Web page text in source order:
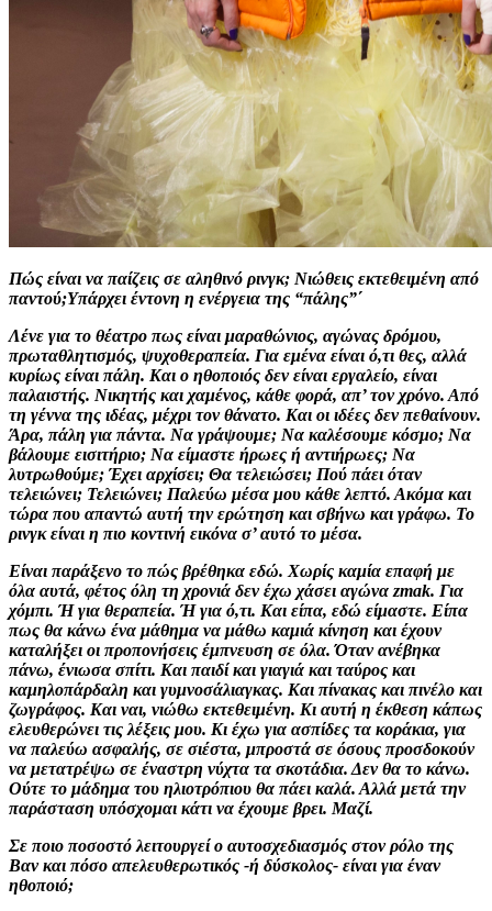
Πώς είναι να παίζεις σε αληθινό ρινγκ; Νιώθεις εκτεθειμένη από
παντού;Υπάρχει έντονη η ενέργεια της “πάλης”΄
Λένε για το θέατρο πως είναι μαραθώνιος, αγώνας δρόμου,
πρωταθλητισμός, ψυχοθεραπεία. Για εμένα είναι ό,τι θες, αλλά
κυρίως είναι πάλη. Και ο ηθοποιός δεν είναι εργαλείο, είναι
παλαιστής. Νικητής και χαμένος, κάθε φορά, απ’ τον χρόνο. Από
τη γέννα της ιδέας, μέχρι τον θάνατο. Και οι ιδέες δεν πεθαίνουν.
Άρα, πάλη για πάντα. Να γράψουμε; Να καλέσουμε κόσμο; Να
βάλουμε εισιτήριο; Να είμαστε ήρωες ή αντιήρωες; Να
λυτρωθούμε; Έχει αρχίσει; Θα τελειώσει; Πού πάει όταν
τελειώνει; Τελειώνει; Παλεύω μέσα μου κάθε λεπτό. Ακόμα και
τώρα που απαντώ αυτή την ερώτηση και σβήνω και γράφω. Το
ρινγκ είναι η πιο κοντινή εικόνα σ’ αυτό το μέσα.
Είναι παράξενο το πώς βρέθηκα εδώ. Χωρίς καμία επαφή με
όλα αυτά, φέτος όλη τη χρονιά δεν έχω χάσει αγώνα zmak. Για
χόμπι. Ή για θεραπεία. Ή για ό,τι. Και είπα, εδώ είμαστε. Είπα
πως θα κάνω ένα μάθημα να μάθω καμιά κίνηση και έχουν
καταλήξει οι προπονήσεις έμπνευση σε όλα. Όταν ανέβηκα
πάνω, ένιωσα σπίτι. Και παιδί και γιαγιά και ταύρος και
καμηλοπάρδαλη και γυμνοσάλιαγκας. Και πίνακας και πινέλο και
ζωγράφος. Και ναι, νιώθω εκτεθειμένη. Κι αυτή η έκθεση κάπως
ελευθερώνει τις λέξεις μου. Κι έχω για ασπίδες τα κοράκια, για
να παλεύω ασφαλής, σε σιέστα, μπροστά σε όσους προσδοκούν
να μετατρέψω σε έναστρη νύχτα τα σκοτάδια. Δεν θα το κάνω.
Ούτε το μάδημα του ηλιοτρόπιου θα πάει καλά. Αλλά μετά την
παράσταση υπόσχομαι κάτι να έχουμε βρει. Μαζί.
Σε ποιο ποσοστό λειτουργεί ο αυτοσχεδιασμός στον ρόλο της
Βαν και πόσο απελευθερωτικός -ή δύσκολος- είναι για έναν
ηθοποιό;